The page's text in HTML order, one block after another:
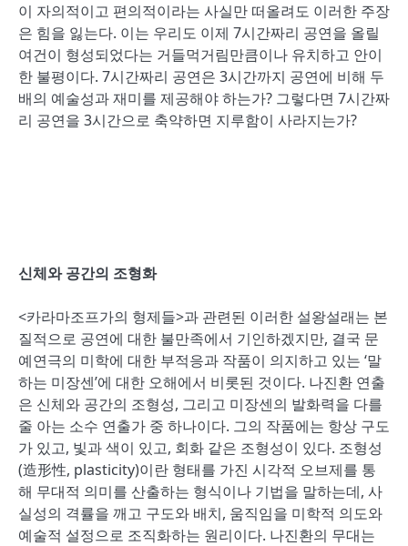
이 자의적이고 편의적이라는 사실만 떠올려도 이러한 주장
은 힘을 잃는다. 이는 우리도 이제 7시간짜리 공연을 올릴
여건이 형성되었다는 거들먹거림만큼이나 유치하고 안이
한 불평이다. 7시간짜리 공연은 3시간까지 공연에 비해 두
배의 예술성과 재미를 제공해야 하는가? 그렇다면 7시간짜
리 공연을 3시간으로 축약하면 지루함이 사라지는가?
신체와 공간의 조형화
<카라마조프가의 형제들>과 관련된 이러한 설왕설래는 본
질적으로 공연에 대한 불만족에서 기인하겠지만, 결국 문
예연극의 미학에 대한 부적응과 작품이 의지하고 있는 ‘말
하는 미장센’에 대한 오해에서 비롯된 것이다. 나진환 연출
은 신체와 공간의 조형성, 그리고 미장센의 발화력을 다를
줄 아는 소수 연출가 중 하나이다. 그의 작품에는 항상 구도
가 있고, 빛과 색이 있고, 회화 같은 조형성이 있다. 조형성
(造形性, plasticity)이란 형태를 가진 시각적 오브제를 통
해 무대적 의미를 산출하는 형식이나 기법을 말하는데, 사
실성의 격률을 깨고 구도와 배치, 움직임을 미학적 의도와
예술적 설정으로 조직화하는 원리이다. 나진환의 무대는